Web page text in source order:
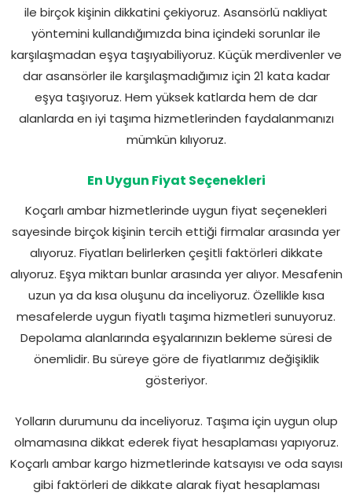
ile birçok kişinin dikkatini çekiyoruz. Asansörlü nakliyat
yöntemini kullandığımızda bina içindeki sorunlar ile
karşılaşmadan eşya taşıyabiliyoruz. Küçük merdivenler ve
dar asansörler ile karşılaşmadığımız için 21 kata kadar
eşya taşıyoruz. Hem yüksek katlarda hem de dar
alanlarda en iyi taşıma hizmetlerinden faydalanmanızı
mümkün kılıyoruz.
En Uygun Fiyat Seçenekleri
Koçarlı ambar hizmetlerinde uygun fiyat seçenekleri
sayesinde birçok kişinin tercih ettiği firmalar arasında yer
alıyoruz. Fiyatları belirlerken çeşitli faktörleri dikkate
alıyoruz. Eşya miktarı bunlar arasında yer alıyor. Mesafenin
uzun ya da kısa oluşunu da inceliyoruz. Özellikle kısa
mesafelerde uygun fiyatlı taşıma hizmetleri sunuyoruz.
Depolama alanlarında eşyalarınızın bekleme süresi de
önemlidir. Bu süreye göre de fiyatlarımız değişiklik
gösteriyor.
Yolların durumunu da inceliyoruz. Taşıma için uygun olup
olmamasına dikkat ederek fiyat hesaplaması yapıyoruz.
Koçarlı ambar kargo hizmetlerinde katsayısı ve oda sayısı
gibi faktörleri de dikkate alarak fiyat hesaplaması